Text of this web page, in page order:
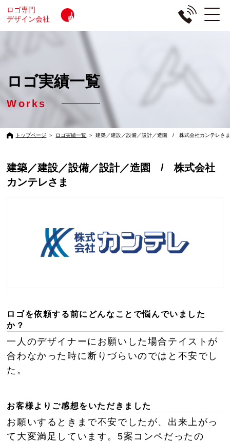
ロゴ専門
デザイン会社
ロゴ実績一覧
Works
トップページ ＞ ロゴ実績一覧 ＞ 建築／建設／設備／設計／造園 / 株式会社カンテレさ
建築／建設／設備／設計／造園 / 株式会社
カンテレさま
ロゴを依頼する前にどんなことで悩んでいました
か？
一人のデザイナーにお願いした場合テイストが
合わなかった時に断りづらいのではと不安でし
た。
お客様よりご感想をいただきました
お願いするときまで不安でしたが、出来上がっ
て大変満足しています。5案コンペだったの